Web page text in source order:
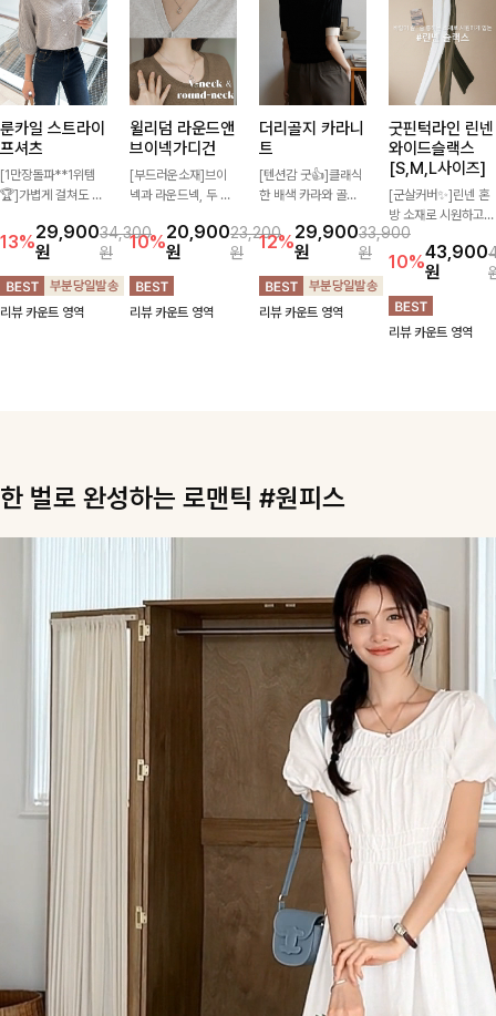
룬카일 스트라이
프셔츠
[1만장돌파**1위템
🏆]가볍게 걸쳐도 살
감, 여름에 딱 맞는 코
튼 셔츠❤️ 여유 있는
핏과 스트라이프 패
턴, 자연스러운 실루
엣으로 데일리 코디에
13%29,900
원
34,300
원
리뷰 카운트 영역
윌리덤 라운드앤
브이넥가디건
[부드러운소재]브이
넥과 라운드넥, 두 가
맞게 선택할 수 있는
활용도 높은 가디건
🤍 부드러운 착용감
과 베이직한 디자인으
로 단독은 물론 가볍
10%20,900
원
23,200
원
리뷰 카운트 영역
더리골지 카라니
트
[텐션감 굿👍]클래식
한 배색 카라와 골드
포인트를 더해주는 니
트입니다. 세로 골지
짜임이 슬림한 실루엣
을 연출해 단정하면서
도 여성스러운 무드를
12%29,900
원
33,900
원
리뷰 카운트 영역
굿핀턱라인 린넨
와이드슬랙스
[S,M,L사이즈]
[군살커버✨]린넨 혼
방 소재로 시원하고
쾌적하게 즐기기 좋은
와이드 슬랙스입니다.
핀턱 디테일과 여유로
운 와이드 핏이 더해
져 길고 멋스러운 실
루엣을 완성해드려
10%43,900
원
리뷰 카운트 영역
한 벌로 완성하는 로맨틱 #원피스